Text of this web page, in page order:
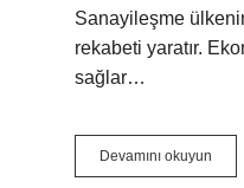
Sanayileşme
rekabeti yaratır.
sağlar…
Devamını okuyun